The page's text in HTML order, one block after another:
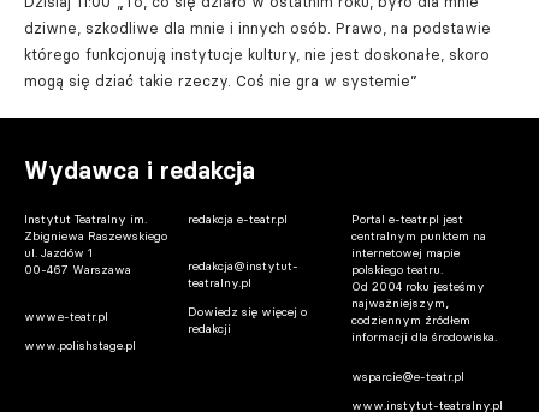
dziwne, szkodliwe dla mnie i innych osób. Prawo, na podstawie
którego funkcjonują instytucje kultury, nie jest doskonałe, skoro
mogą się dziać takie rzeczy. Coś nie gra w systemie”
Wydawca i redakcja
Instytut Teatralny im.
Zbigniewa Raszewskiego
ul. Jazdów 1
00-467 Warszawa
www.e-teatr.pl
www.polishstage.pl
redakcja e-teatr.pl
redakcja@instytut-
teatralny.pl
Dowiedz się więcej o
redakcji
Portal e-teatr.pl jest
centralnym punktem na
internetowej mapie
polskiego teatru.
Od 2004 roku jesteśmy
najważniejszym,
codziennym źródłem
informacji dla środowiska.
wsparcie@e-teatr.pl
www.instytut-teatralny.pl